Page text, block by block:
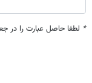
* لطفا حاصل عبارت را در